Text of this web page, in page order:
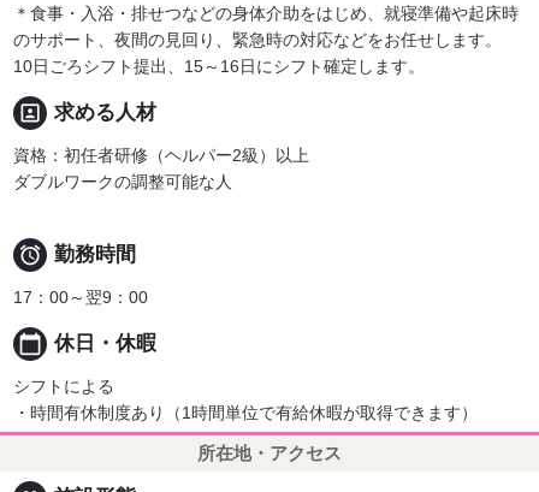
＊食事・入浴・排せつなどの身体介助をはじめ、就寝準備や起床時
のサポート、夜間の見回り、緊急時の対応などをお任せします。
10日ごろシフト提出、15～16日にシフト確定します。
portrait 求める人材
資格：初任者研修（ヘルパー2級）以上
ダブルワークの調整可能な人
 勤務時間
17：00～翌9：00
calendar_today 休日・休暇
シフトによる
・時間有休制度あり（1時間単位で有給休暇が取得できます）
所在地・アクセス